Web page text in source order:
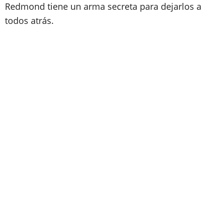
Redmond tiene un arma secreta para dejarlos a
todos atrás.